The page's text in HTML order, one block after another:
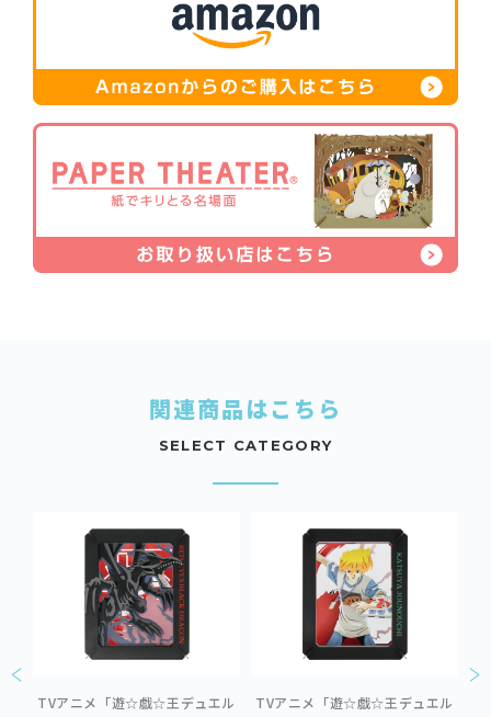
関連商品はこちら
SELECT CATEGORY
TVアニメ「遊☆戯☆王デュエル
TVアニメ「遊☆戯☆王デュエル